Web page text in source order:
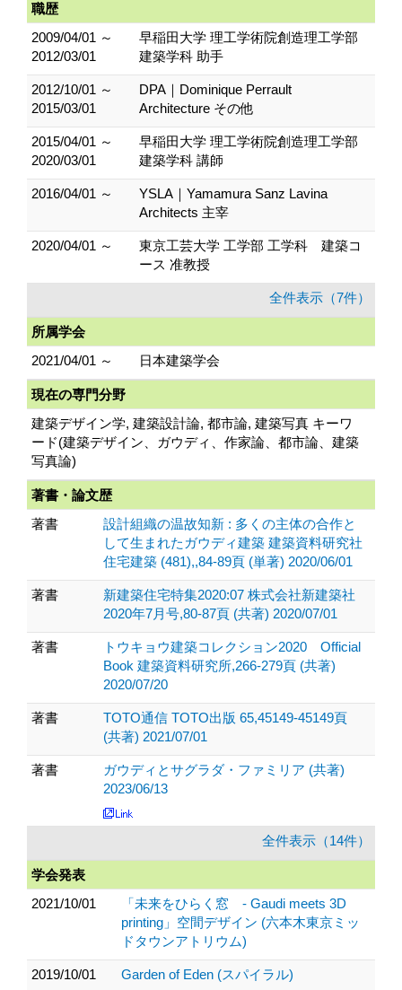
職歴
2009/04/01 ～
2012/03/01
早稲田大学 理工学術院創造理工学部
建築学科 助手
2012/10/01 ～
2015/03/01
DPA｜Dominique Perrault
Architecture その他
2015/04/01 ～
2020/03/01
早稲田大学 理工学術院創造理工学部
建築学科 講師
2016/04/01 ～
YSLA｜Yamamura Sanz Lavina
Architects 主宰
2020/04/01 ～
東京工芸大学 工学部 工学科 建築コ
ース 准教授
全件表示（7件）
所属学会
2021/04/01 ～
日本建築学会
現在の専門分野
建築デザイン学, 建築設計論, 都市論, 建築写真 キーワ
ード(建築デザイン、ガウディ、作家論、都市論、建築
写真論)
著書・論文歴
著書
設計組織の温故知新 : 多くの主体の合作と
して生まれたガウディ建築 建築資料研究社
住宅建築 (481),,84-89頁 (単著) 2020/06/01
著書
新建築住宅特集2020:07 株式会社新建築社
2020年7月号,80-87頁 (共著) 2020/07/01
著書
トウキョウ建築コレクション2020 Official
Book 建築資料研究所,266-279頁 (共著)
2020/07/20
著書
TOTO通信 TOTO出版 65,45149-45149頁
(共著) 2021/07/01
著書
ガウディとサグラダ・ファミリア (共著)
2023/06/13
全件表示（14件）
学会発表
2021/10/01
「未来をひらく窓 - Gaudi meets 3D
printing」空間デザイン (六本木東京ミッ
ドタウンアトリウム)
2019/10/01 Garden of Eden (スパイラル)